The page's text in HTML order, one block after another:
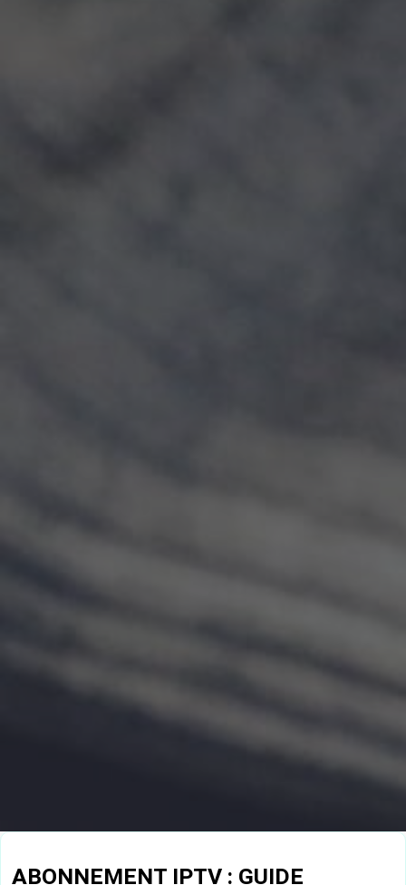
ABONNEMENT IPTV : GUIDE